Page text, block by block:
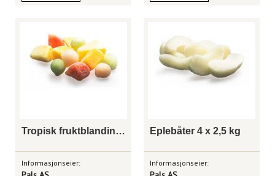
Tropisk fruktblanding 4 x 2,5 kg
Informasjonseier:
Eplebåter 4 x 2,5 kg
Informasjonseier: